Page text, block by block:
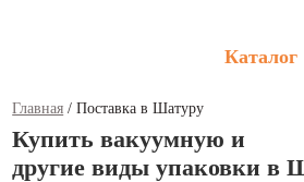
Каталог
Главная /Поставка в Шатуру
Купить вакуумную и
другие виды упаковки в